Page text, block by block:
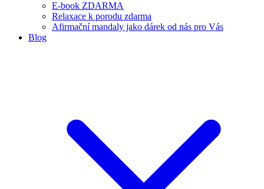
E-book ZDARMA
Relaxace k porodu zdarma
Afirmační mandaly jako dárek od nás pro Vás
Blog